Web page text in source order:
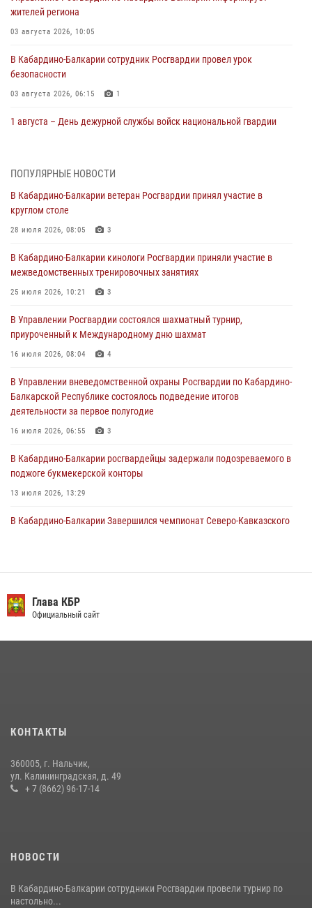
жителей региона
03 августа 2026, 10:05
В Кабардино‑Балкарии сотрудник Росгвардии провел урок
безопасности
03 августа 2026, 06:15 1
1 августа – День дежурной службы войск национальной гвардии
мировой войне 1914-1918 годов
01 августа 2026, 07:30
поздравил специалистов подразделений тыла с профессиональным
праздником
01 августа 2026, 00:10
Росгвардия обеспечивает безопасность граждан на южном
направлении
31 июля 2026, 09:22
Состоялась рабочая встреча директора Росгвардии Героя России
генерала армии Виктора Золотова с заместителем полномочного
представителя Президента Российской Федерации в Северо-
Кавказском федеральном округе Виталием Кузнецовым
ПОПУЛЯРНЫЕ НОВОСТИ
В Кабардино-Балкарии ветеран Росгвардии принял участие в
круглом столе
28 июля 2026, 08:05 3
В Кабардино-Балкарии кинологи Росгвардии приняли участие в
межведомственных тренировочных занятиях
25 июля 2026, 10:21 3
В Управлении Росгвардии состоялся шахматный турнир,
приуроченный к Международному дню шахмат
16 июля 2026, 08:04 4
В Управлении вневедомственной охраны Росгвардии по Кабардино-
Балкарской Республике состоялось подведение итогов
деятельности за первое полугодие
16 июля 2026, 06:55 3
В Кабардино-Балкарии росгвардейцы задержали подозреваемого в
поджоге букмекерской конторы
13 июля 2026, 13:29
В Кабардино-Балкарии Завершился чемпионат Северо-Кавказского
округе Росгвардии
09 июля 2026, 08:36
В Кабардино-Балкарии при силовой поддержке Росгвардии изъяты
оружие и наркотические средства
Глава КБР
Официальный сайт
КОНТАКТЫ
360005, г. Нальчик,
ул. Калининградская, д. 49
+ 7 (8662) 96-17-14
НОВОСТИ
В Кабардино-Балкарии сотрудники Росгвардии провели турнир по
настольно...